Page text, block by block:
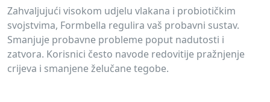
Zahvaljujući visokom udjelu vlakana i probiotičkim
svojstvima, Formbella regulira vaš probavni sustav.
Smanjuje probavne probleme poput nadutosti i
zatvora. Korisnici često navode redovitije pražnjenje
crijeva i smanjene želučane tegobe.